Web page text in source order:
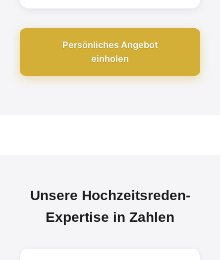
Persönliches Angebot
einholen
Unsere Hochzeitsreden-
Expertise in Zahlen